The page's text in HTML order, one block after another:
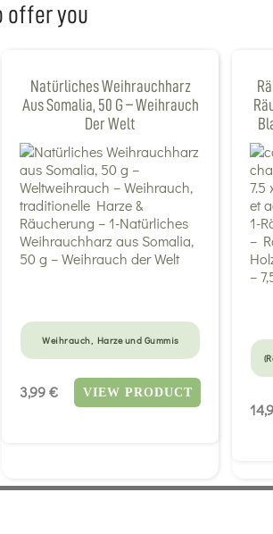
offer you
Natürliches Weihrauchharz
Aus Somalia, 50 G – Weihrauch
Der Welt
Weihrauch, Harze und Gummis
3,99 € VIEW PRODUCT